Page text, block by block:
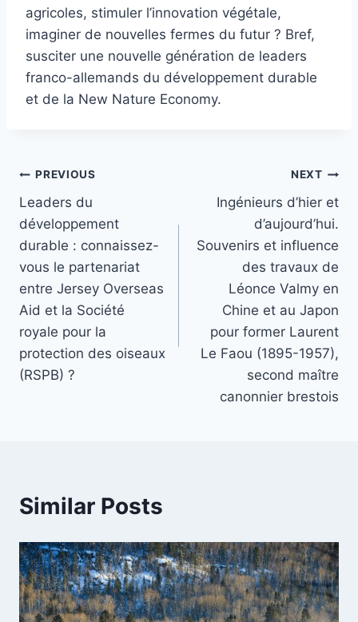
agricoles, stimuler l’innovation végétale,
imaginer de nouvelles fermes du futur ? Bref,
susciter une nouvelle génération de leaders
franco-allemands du développement durable
et de la New Nature Economy.
Post
navigation
PREVIOUS
Leaders du
développement
durable : connaissez-
vous le partenariat
entre Jersey Overseas
Aid et la Société
royale pour la
protection des oiseaux
(RSPB) ?
NEXT
Ingénieurs d’hier et
d’aujourd’hui.
Souvenirs et influence
des travaux de
Léonce Valmy en
Chine et au Japon
pour former Laurent
Le Faou (1895-1957),
second maître
canonnier brestois
Similar Posts